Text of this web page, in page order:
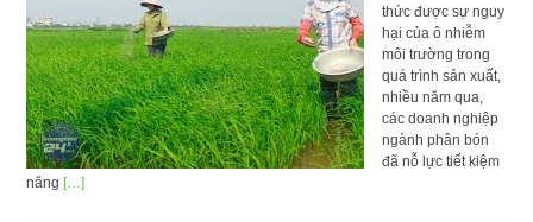
thức được sự nguy
hại của ô nhiễm
môi trường trong
quá trình sản xuất,
nhiều năm qua,
các doanh nghiệp
ngành phân bón
đã nỗ lực tiết kiệm
năng […]